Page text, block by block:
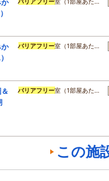
バリアフリー室（1部屋あた…
バリアフリー室（1部屋あた…
この施